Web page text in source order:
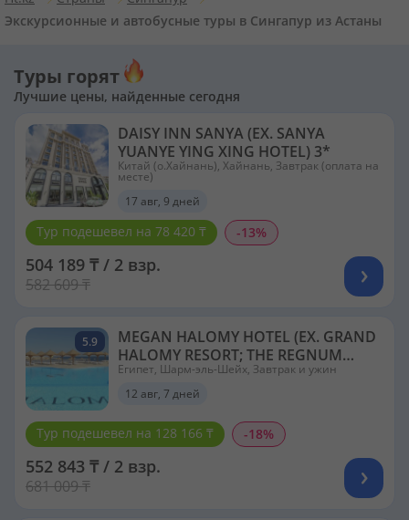
Экскурсионные и автобусные туры в Сингапур из Астаны
Туры горят
Лучшие цены, найденные сегодня
DAISY INN SANYA (EX. SANYA
YUANYE YING XING HOTEL) 3*
Китай (о.Хайнань), Хайнань, Завтрак (оплата на
месте)
17 авг, 9 дней
Тур подешевел на 78 420 ₸ -13%
504 189 ₸ / 2 взр.
582 609 ₸
5.9
MEGAN HALOMY HOTEL (EX. GRAND
HALOMY RESORT; THE REGNUM
HALOMY NAAMA BAY) 3*
Египет, Шарм-эль-Шейх, Завтрак и ужин
12 авг, 7 дней
Тур подешевел на 128 166 ₸ -18%
552 843 ₸ / 2 взр.
681 009 ₸